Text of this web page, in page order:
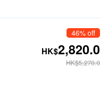
46% off
HK$2,820.0
HK$5,270.0